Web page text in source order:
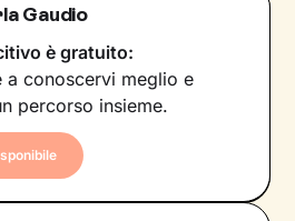
Gaudio
è gratuito:
a conoscervi meglio e
percorso insieme.